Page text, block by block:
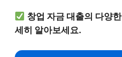
창업 자금 대출의 다양
세히 알아보세요.